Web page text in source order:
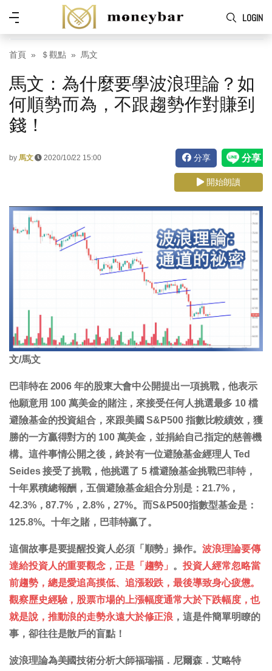
Skip to main content
LOGIN
功
能
首頁 ＄觀點 馬文
馬文：為什麼要學波浪理論？如
何順勢而為，不跟趨勢作對賺到
錢！
by 馬文 2020/10/22 15:00 分享
開始朗讀
文/馬文
巴菲特在 2006 年的股東大會中公開提出一項挑戰，他表示
他願意用 100 萬美金的賭注，來接受任何人挑選最多 10 檔
避險基金的投資組合，來跟美國 S&P500 指數比較績效，獲
勝的一方贏得對方的 100 萬美金，並捐給自己指定的慈善機
構。這件事情公開之後，終於有一位避險基金經理人 Ted
Seides 接受了挑戰，他挑選了 5 檔避險基金挑戰巴菲特，
十年累積總報酬，五個避險基金組合分別是：21.7%，
42.3%，87.7%，2.8%，27%。而S&P500指數型基金是：
125.8%。十年之賭，巴菲特贏了。
這個故事是要提醒投資人必須「順勢」操作。 波浪理論要傳
達給投資人的重要觀念，正是「趨勢」 。投資人經常忽略當
前趨勢，總是愛追高摸低、追漲殺跌，最後導致身心疲憊。
觀察歷史經驗，股票市場的上漲幅度通常大於下跌幅度，也
就是說，推動浪的走勢永遠大於修正浪 ，這是件簡單明瞭的
事，卻往往是散戶的盲點！
波浪理論為美國技術分析大師福瑞福．尼爾森．艾略特